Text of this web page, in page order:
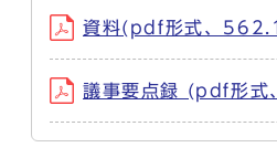
資料(pdf形式、
議事要点録 (pdf形